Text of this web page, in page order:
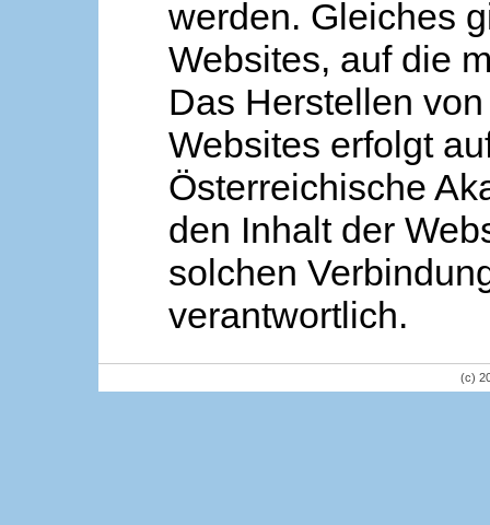
werden. Gleiches
Websites, auf die
Das Herstellen
Websites erfolgt
Österreichische
den Inhalt der
solchen
verantwortlich.
(c)